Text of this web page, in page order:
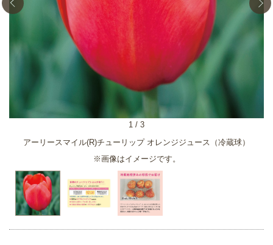
アーリースマイル(R)チューリップ オレンジジュース（冷蔵球）
※画像はイメージです。
1 / 3